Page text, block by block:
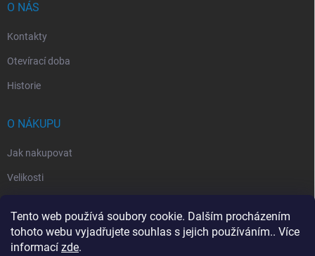
Tento web používá soubory cookie. Dalším procházením
tohoto webu vyjadřujete souhlas s jejich používáním.. Více
informací zde.
O NÁS
Kontakty
Otevírací doba
Historie
O NÁKUPU
Jak nakupovat
Velikosti
Vrácení, reklamace
Obchodní podmínky